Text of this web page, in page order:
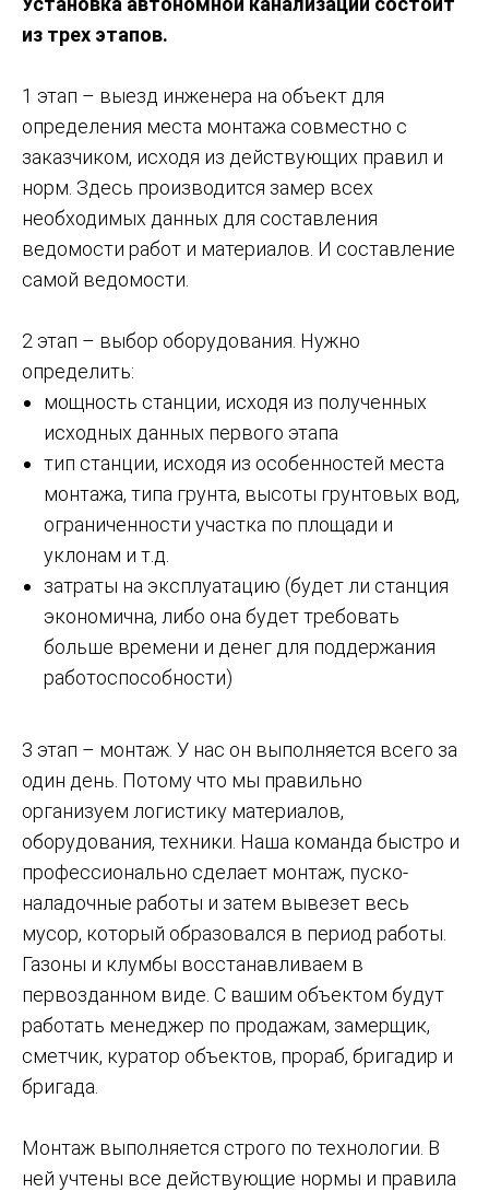
из трех этапов.
1 этап – выезд инженера на объект для
определения места монтажа совместно с
заказчиком, исходя из действующих правил и
норм. Здесь производится замер всех
необходимых данных для составления
ведомости работ и материалов. И составление
самой ведомости.
2 этап – выбор оборудования. Нужно
определить:
мощность станции, исходя из полученных
исходных данных первого этапа
тип станции, исходя из особенностей места
монтажа, типа грунта, высоты грунтовых вод,
ограниченности участка по площади и
уклонам и т.д.
затраты на эксплуатацию (будет ли станция
экономична, либо она будет требовать
больше времени и денег для поддержания
работоспособности)
3 этап – монтаж. У нас он выполняется всего за
один день. Потому что мы правильно
организуем логистику материалов,
оборудования, техники. Наша команда быстро и
профессионально сделает монтаж, пуско-
наладочные работы и затем вывезет весь
мусор, который образовался в период работы.
Газоны и клумбы восстанавливаем в
первозданном виде. С вашим объектом будут
работать менеджер по продажам, замерщик,
сметчик, куратор объектов, прораб, бригадир и
бригада.
Монтаж выполняется строго по технологии. В
ней учтены все действующие нормы и правила